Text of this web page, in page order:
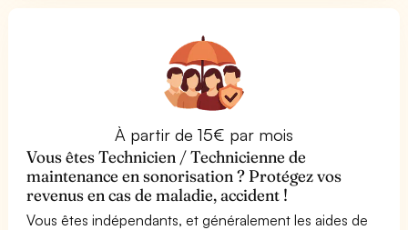
À partir de 15€ par mois
Vous êtes Technicien / Technicienne de
maintenance en sonorisation ? Protégez vos
revenus en cas de maladie, accident !
Vous êtes indépendants, et généralement les aides de